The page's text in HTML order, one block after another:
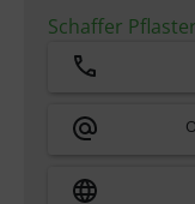
Schaffer